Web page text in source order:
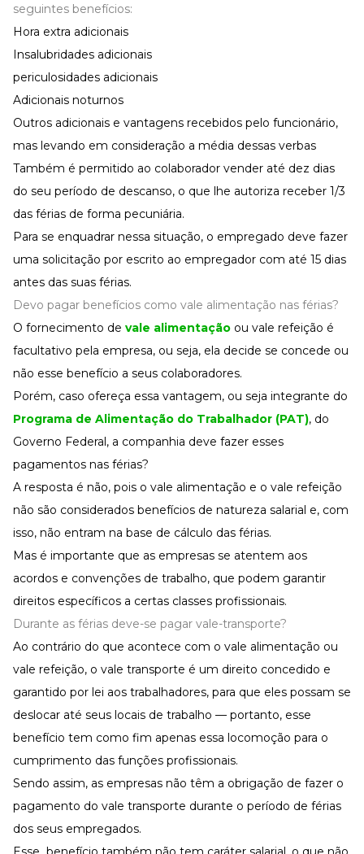
seguintes benefícios:
Hora extra adicionais
Insalubridades adicionais
periculosidades adicionais
Adicionais noturnos
Outros adicionais e vantagens recebidos pelo funcionário,
mas levando em consideração a média dessas verbas
Também é permitido ao colaborador vender até dez dias
do seu período de descanso, o que lhe autoriza receber 1/3
das férias de forma pecuniária.
Para se enquadrar nessa situação, o empregado deve fazer
uma solicitação por escrito ao empregador com até 15 dias
antes das suas férias.
Devo pagar benefícios como vale alimentação nas férias?
O fornecimento de vale alimentação ou vale refeição é
facultativo pela empresa, ou seja, ela decide se concede ou
não esse benefício a seus colaboradores.
Porém, caso ofereça essa vantagem, ou seja integrante do
Programa de Alimentação do Trabalhador (PAT), do
Governo Federal, a companhia deve fazer esses
pagamentos nas férias?
A resposta é não, pois o vale alimentação e o vale refeição
não são considerados benefícios de natureza salarial e, com
isso, não entram na base de cálculo das férias.
Mas é importante que as empresas se atentem aos
acordos e convenções de trabalho, que podem garantir
direitos específicos a certas classes profissionais.
Durante as férias deve-se pagar vale-transporte?
Ao contrário do que acontece com o vale alimentação ou
vale refeição, o vale transporte é um direito concedido e
garantido por lei aos trabalhadores, para que eles possam se
deslocar até seus locais de trabalho — portanto, esse
benefício tem como fim apenas essa locomoção para o
cumprimento das funções profissionais.
Sendo assim, as empresas não têm a obrigação de fazer o
pagamento do vale transporte durante o período de férias
dos seus empregados.